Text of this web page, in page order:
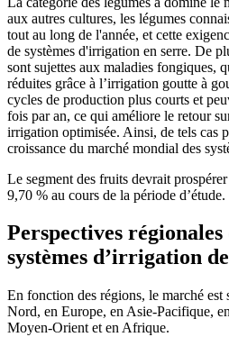
aux autres cultures, les légumes
tout au long de l'année, et cette
de systèmes d'irrigation en serre. De
sont sujettes aux maladies fongiques,
réduites grâce à l’irrigation goutte à
cycles de production plus courts et
fois par an, ce qui améliore le retour
irrigation optimisée. Ainsi, de tels cas
croissance du marché mondial des
Le segment des fruits devrait
9,70 % au cours de la période d’étude.
Perspectives
systèmes d’irrigation
En fonction des régions, le marché est
Nord, en Europe, en Asie-Pacifique,
Moyen-Orient et en Afrique.